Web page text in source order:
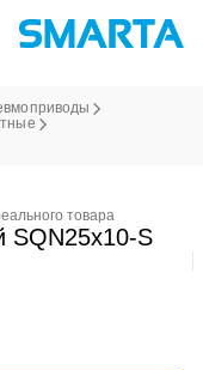
товара
SQN25x10-S